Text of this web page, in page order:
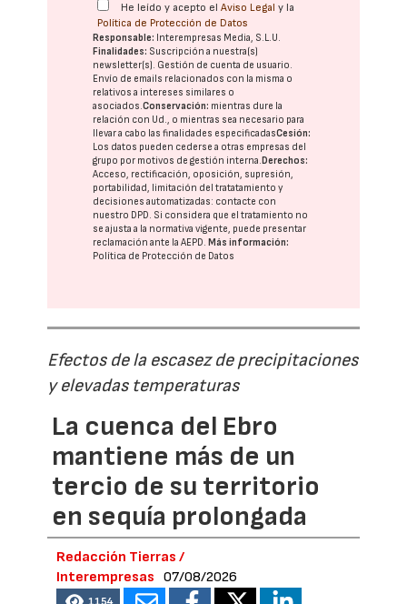
He leído y acepto elAviso Legal y la
Política de Protección de Datos
Responsable: Interempresas Media, S.L.U.
Finalidades: Suscripción a nuestra(s)
newsletter(s). Gestión de cuenta de usuario.
Envío de emails relacionados con la misma o
relativos a intereses similares o
asociados.Conservación: mientras dure la
relación con Ud., o mientras sea necesario para
llevar a cabo las finalidades especificadasCesión:
Los datos pueden cederse a otras empresas del
grupo por motivos de gestión interna.Derechos:
Acceso, rectificación, oposición, supresión,
portabilidad, limitación del tratatamiento y
decisiones automatizadas: contacte con
nuestro DPD. Si considera que el tratamiento no
se ajusta a la normativa vigente, puede presentar
reclamación ante laAEPD.Más información:
Política de Protección de Datos
Efectos de la escasez de precipitaciones
y elevadas temperaturas
La cuenca del Ebro
mantiene más de un
tercio de su territorio
en sequía prolongada
Redacción Tierras /
Interempresas
07/08/2026